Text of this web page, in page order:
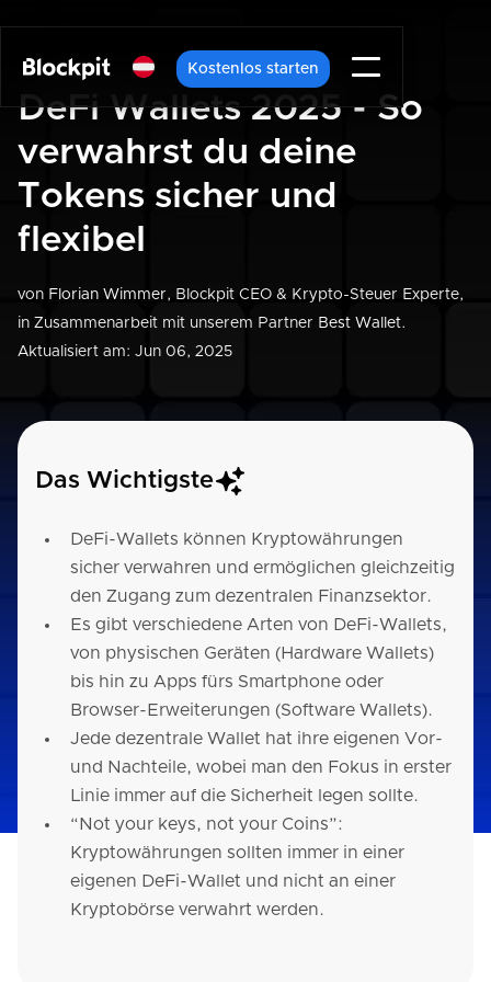
Kostenlos starten
DeFi Wallets 2025 - So
verwahrst du deine
Tokens sicher und
flexibel
von Florian Wimmer, Blockpit CEO & Krypto-Steuer Experte,
in Zusammenarbeit mit unserem Partner Best Wallet.
Aktualisiert am: Jun 06, 2025
Das Wichtigste
DeFi-Wallets können Kryptowährungen
sicher verwahren und ermöglichen gleichzeitig
den Zugang zum dezentralen Finanzsektor.
Es gibt verschiedene Arten von DeFi-Wallets,
von physischen Geräten (Hardware Wallets)
bis hin zu Apps fürs Smartphone oder
Browser-Erweiterungen (Software Wallets).
Jede dezentrale Wallet hat ihre eigenen Vor-
und Nachteile, wobei man den Fokus in erster
Linie immer auf die Sicherheit legen sollte.
“Not your keys, not your Coins”:
Kryptowährungen sollten immer in einer
eigenen DeFi-Wallet und nicht an einer
Kryptobörse verwahrt werden.